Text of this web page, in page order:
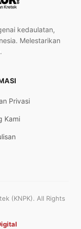
kedaulatan,
Melestarikan
Privasi
Kami
(KNPK). All Rights